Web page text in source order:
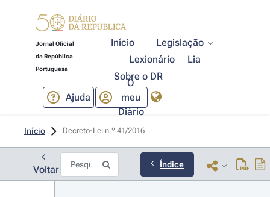
Jornal Oficial
da República
Portuguesa
Início
Legislação
Lexionário
Lia
Sobre o DR
Ajuda
O
meu
Diário
Início Decreto-Lei n.º 41/2016
Voltar Índice